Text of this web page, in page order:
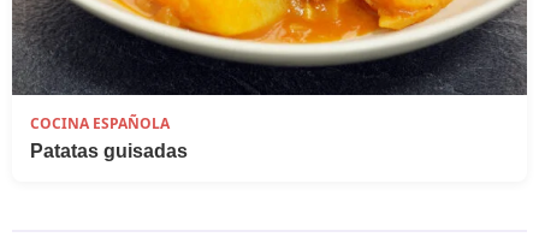
COCINA ESPAÑOLA
Patatas guisadas